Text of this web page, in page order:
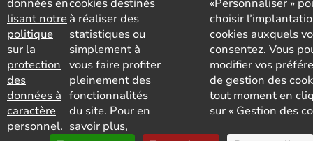
données en
lisant notre
politique
sur la
protection
des
données à
caractère
personnel.
cookies destinés
à réaliser des
statistiques ou
simplement à
vous faire profiter
pleinement des
fonctionnalités
du site. Pour en
savoir plus,
«Personnaliser »
choisir
cookies auxquels
consentez. Vous
modifier vos
de gestion des
tout moment en
sur « Gestion des